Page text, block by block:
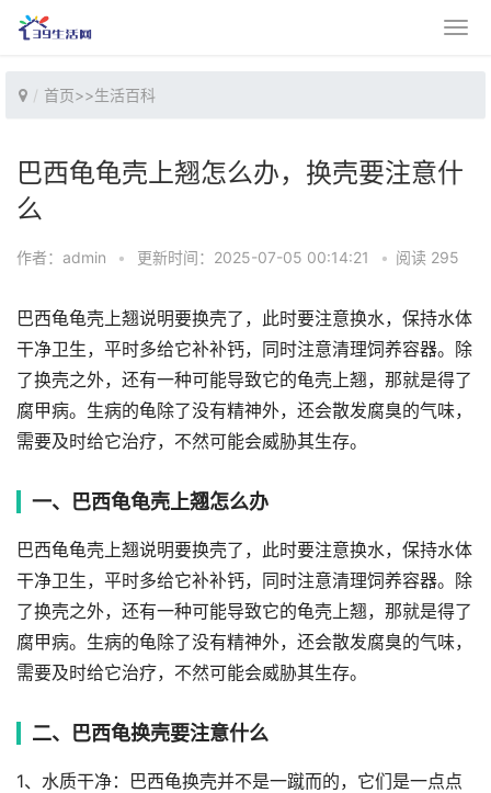
首页>>生活百科
巴西龟龟壳上翘怎么办，换壳要注意什
么
作者：admin • 更新时间：2025-07-05 00:14:21 • 阅读 295
巴西龟龟壳上翘说明要换壳了，此时要注意换水，保持水体
干净卫生，平时多给它补补钙，同时注意清理饲养容器。除
了换壳之外，还有一种可能导致它的龟壳上翘，那就是得了
腐甲病。生病的龟除了没有精神外，还会散发腐臭的气味，
需要及时给它治疗，不然可能会威胁其生存。
一、巴西龟龟壳上翘怎么办
巴西龟龟壳上翘说明要换壳了，此时要注意换水，保持水体
干净卫生，平时多给它补补钙，同时注意清理饲养容器。除
了换壳之外，还有一种可能导致它的龟壳上翘，那就是得了
腐甲病。生病的龟除了没有精神外，还会散发腐臭的气味，
需要及时给它治疗，不然可能会威胁其生存。
二、巴西龟换壳要注意什么
1、水质干净：巴西龟换壳并不是一蹴而的，它们是一点点